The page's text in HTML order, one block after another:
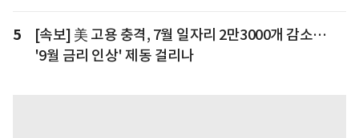
5
[속보] 美 고용 충격, 7월 일자리 2만3000개 감소…
'9월 금리 인상' 제동 걸리나